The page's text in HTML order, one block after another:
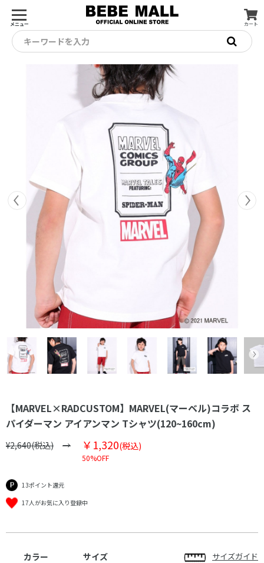
メニュー カート
キーワードを入力
【MARVEL×RADCUSTOM】MARVEL(マーベル)コラボ ス
パイダーマン アイアンマン Tシャツ(120~160cm)
¥2,640(税込) ￥1,320(税込)
50%OFF
13ポイント還元
17人がお気に入り登録中
カラー サイズ サイズガイド